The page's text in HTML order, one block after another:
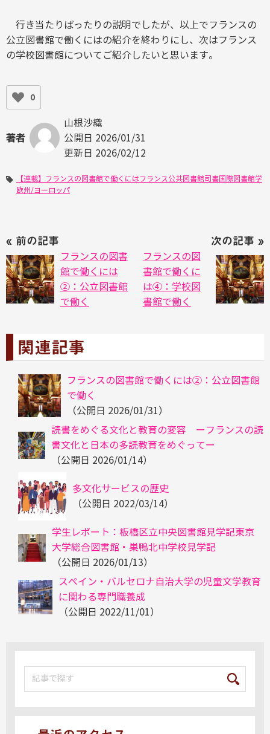
行き当たりばったりの説明でしたが、以上でフランスの
公立図書館で働くにはの紹介を終わりにし、次はフランス
の学校図書館についてご紹介したいと思います。
0
著者
山根沙織
公開日 2026/01/31
更新日 2026/02/12
【連載】フランスの図書館で働くにはフランス公共図書館司書国際図書館学
欧州/ヨーロッパ
« 前の記事
フランスの図書
館で働くには
②：公立図書館
で働く
次の記事 »
フランスの図
書館で働くに
は④：学校図
書館で働く
関連記事
フランスの図書館で働くには②：公立図書館
で働く
（公開日 2026/01/31 ）
読書をめぐる文化と教育の変容 ーフランスの読
書文化と日本の多読教育をめぐってー
（公開日 2026/01/14）
多文化サービスの歴史
（公開日 2022/03/14）
学生レポート：板橋区立中央図書館見学記東京
大学総合図書館・巣鴨北中学校見学記
（公開日 2026/01/13）
スペイン・バルセロナ自治大学の児童文学教育
に関わる専門職養成
（公開日 2022/11/01 ）